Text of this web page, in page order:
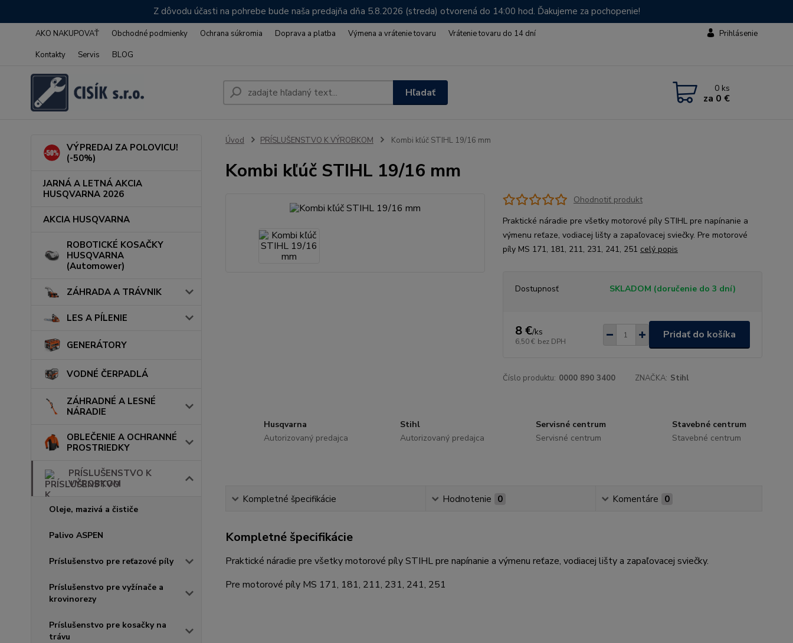
Z dôvodu účasti na pohrebe bude naša predajňa dňa 5.8.2026 (streda) otvorená do 14:00 hod. Ďakujeme za pochopenie!
AKO NAKUPOVAŤ Obchodné podmienky Ochrana súkromia Doprava a platba Výmena a vrátenie tovaru
Vrátenie tovaru do 14 dní
Kontakty
Servis BLOG
Prihlásenie
Hľadať 0 ks
za 0 €
VÝPREDAJ ZA POLOVICU!
(-50%)
JARNÁ A LETNÁ AKCIA
HUSQVARNA 2026
AKCIA HUSQVARNA
ROBOTICKÉ KOSAČKY
HUSQVARNA
(Automower)
ZÁHRADA A TRÁVNIK
LES A PÍLENIE
GENERÁTORY
VODNÉ ČERPADLÁ
ZÁHRADNÉ A LESNÉ
NÁRADIE
OBLEČENIE A OCHRANNÉ
PROSTRIEDKY
PRÍSLUŠENSTVO K
VÝROBKOM
Oleje, mazivá a čističe
Palivo ASPEN
Príslušenstvo pre reťazové píly
Príslušenstvo pre vyžínače a
krovinorezy
Príslušenstvo pre kosačky na
trávu
Úvod PRÍSLUŠENSTVO K VÝROBKOM Kombi kľúč STIHL 19/16 mm
Kombi kľúč STIHL 19/16 mm
Ohodnotiť produkt
Praktické náradie pre všetky motorové píly STIHL pre napínanie a
výmenu reťaze, vodiacej lišty a zapaľovacej sviečky. Pre motorové
píly MS 171, 181, 211, 231, 241, 251 celý popis
Dostupnosť SKLADOM (doručenie do 3 dní)
8 €/ks
6,50 € bez DPH
Pridať do košíka
Číslo produktu: 0000 890 3400 ZNAČKA: Stihl
Husqvarna
Autorizovaný predajca
Stihl
Autorizovaný predajca
Servisné centrum
Servisné centrum
Stavebné centrum
Stavebné centrum
Kompletné špecifikácie Hodnotenie 0 Komentáre 0
Kompletné špecifikácie
Praktické náradie pre všetky motorové píly STIHL pre napínanie a výmenu reťaze, vodiacej lišty a zapaľovacej sviečky.
Pre motorové píly MS 171, 181, 211, 231, 241, 251